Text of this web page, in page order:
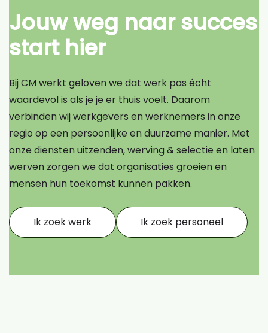
Jouw weg naar succes
start hier
Bij CM werkt geloven we dat werk pas écht
waardevol is als je je er thuis voelt. Daarom
verbinden wij werkgevers en werknemers in onze
regio op een persoonlijke en duurzame manier. Met
onze diensten uitzenden, werving & selectie en laten
werven zorgen we dat organisaties groeien en
mensen hun toekomst kunnen pakken.
Ik zoek werk Ik zoek personeel